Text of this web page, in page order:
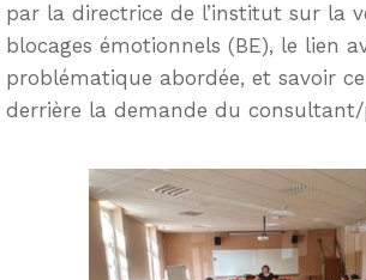
par la directrice de l’institut sur la
blocages émotionnels (BE), le lien
problématique abordée, et savoir
derrière la demande du